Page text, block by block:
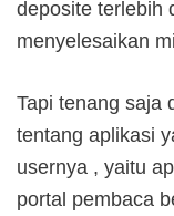
deposite terlebih
menyelesaikan
Tapi tenang saja
tentang aplikasi
usernya , yaitu
portal pembaca